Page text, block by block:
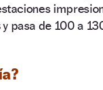
y pasa de 100 a